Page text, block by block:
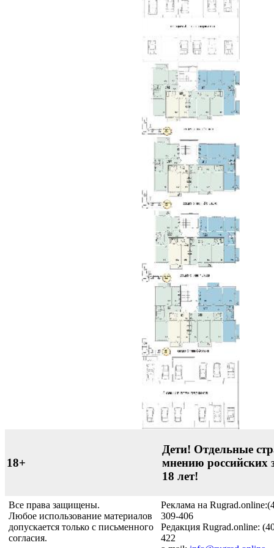
18+
Дети! Отдельные
мнению российских
18 лет!
Все права защищены.
Любое использование материалов
допускается только с письменного
согласия.
Реклама на
309-406
Редакция Rugrad.online:
422